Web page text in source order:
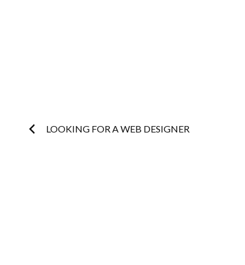
Post
LOOKING FOR A WEB DESIGNER